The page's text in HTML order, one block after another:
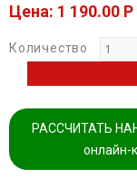
Цена: 1 190.00 P
Количество
РАССЧИТАТЬ
онлайн-